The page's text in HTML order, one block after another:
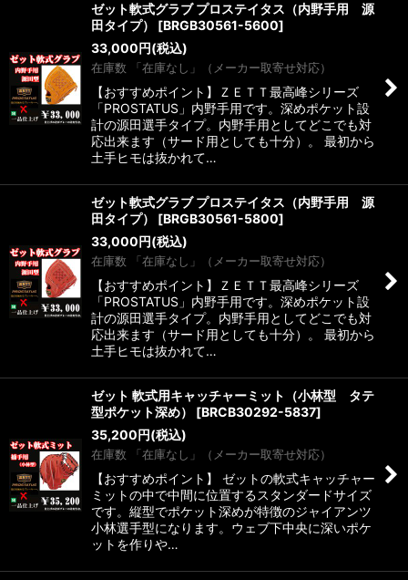
ゼット軟式グラブ プロステイタス（内野手用 源
田タイプ）
[BRGB30561-5600]
33,000円(税込)
在庫数 「在庫なし」（メーカー取寄せ対応）
【おすすめポイント】ＺＥＴＴ最高峰シリーズ
「PROSTATUS」内野手用です。深めポケット設
計の源田選手タイプ。内野手用としてどこでも対
応出来ます（サード用としても十分）。 最初から
土手ヒモは抜かれて…
ゼット軟式グラブ プロステイタス（内野手用 源
田タイプ）
[BRGB30561-5800]
33,000円(税込)
在庫数 「在庫なし」（メーカー取寄せ対応）
【おすすめポイント】ＺＥＴＴ最高峰シリーズ
「PROSTATUS」内野手用です。深めポケット設
計の源田選手タイプ。内野手用としてどこでも対
応出来ます（サード用としても十分）。 最初から
土手ヒモは抜かれて…
ゼット 軟式用キャッチャーミット（小林型 タテ
型ポケット深め）
[BRCB30292-5837]
35,200円(税込)
在庫数 「在庫なし」（メーカー取寄せ対応）
【おすすめポイント】 ゼットの軟式キャッチャー
ミットの中で中間に位置するスタンダードサイズ
です。縦型でポケット深めが特徴のジャイアンツ
小林選手型になります。ウェブ下中央に深いポケ
ットを作りや…